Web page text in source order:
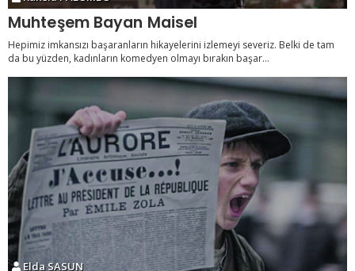
Muhteşem Bayan Maisel
Hepimiz imkansızı başaranların hikayelerini izlemeyi severiz. Belki de tam
da bu yüzden, kadınların komedyen olmayı bırakın başar...
Elda SASUN